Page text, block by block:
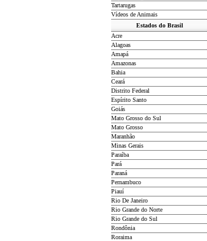
Tartarugas
Vídeos de Animais
Estados do Brasil
Acre
Alagoas
Amapá
Amazonas
Bahia
Ceará
Distrito Federal
Espírito Santo
Goiás
Mato Grosso do Sul
Mato Grosso
Maranhão
Minas Gerais
Paraíba
Pará
Paraná
Pernambuco
Piauí
Rio De Janeiro
Rio Grande do Norte
Rio Grande do Sul
Rondônia
Roraima